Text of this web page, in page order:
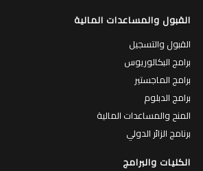
القبول والمساعدات المالية
القبول والتسجيل
برامج البكالوريوس
برامج الماجستير
برامج الدبلوم
المنح والمساعدات المالية
برنامج الزائر الدولي
الكليات والبرامج